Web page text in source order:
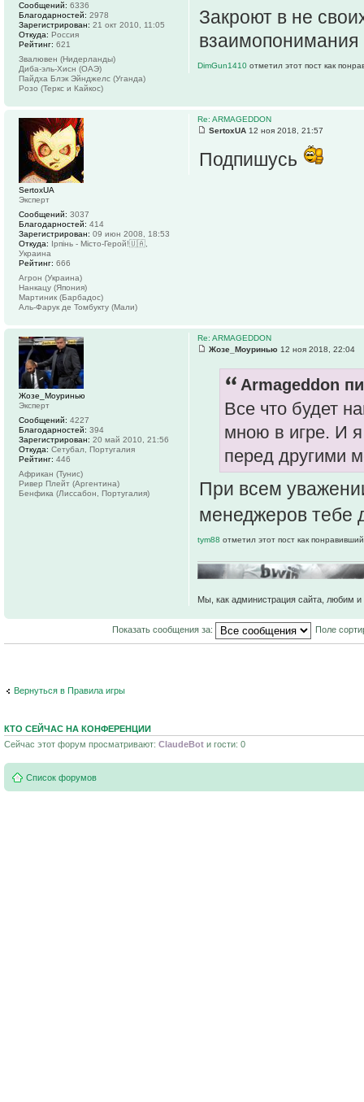
Закроют в не
взаимопонимания
DimGun1410 отметил этот пост как
Сообщений: 6336
Благодарностей: 2978
Зарегистрирован: 21 окт 2010, 11:05
Откуда: Россия
Рейтинг: 621
Звалювен (Нидерланды)
Диба-эль-Хисн (ОАЭ)
Пайдха Блэк Эйнджелс (Уганда)
Розо (Теркс и Кайкос)
Re: ARMAGEDDON
SertoxUA 12 ноя 2018, 21:57
Подпишусь
SertoxUA
Эксперт
Сообщений: 3037
Благодарностей: 414
Зарегистрирован: 09 июн 2008, 18:53
Откуда: Ірпінь - Місто-Герой!🇺🇦,
Украина
Рейтинг: 666
Агрон (Украина)
Нанкацу (Япония)
Мартиник (Барбадос)
Аль-Фарук де Томбукту (Мали)
Re: ARMAGEDDON
Жозе_Моуринью 12 ноя 2018, 22:04
Armageddon
Все что будет
мною в игре. И
перед другими
При всем
менеджеров тебе
tym88 отметил этот пост как
Мы, как администрация сайта, любим
Жозе_Моуринью
Эксперт
Сообщений: 4227
Благодарностей: 394
Зарегистрирован: 20 май 2010, 21:56
Откуда: Сетубал, Португалия
Рейтинг: 446
Африкан (Тунис)
Ривер Плейт (Аргентина)
Бенфика (Лиссабон, Португалия)
Показать сообщения за: Поле
Вернуться в Правила игры
КТО СЕЙЧАС НА КОНФЕРЕНЦИИ
Сейчас этот форум просматривают: ClaudeBot и гости: 0
Список форумов